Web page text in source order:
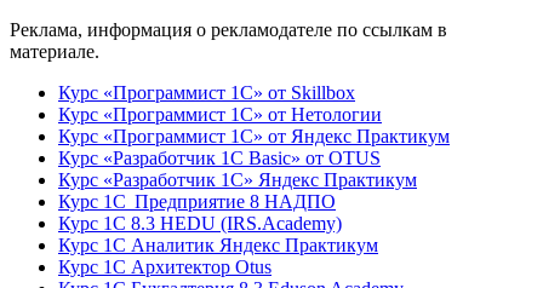
Реклама, информация о рекламодателе по ссылкам в
материале.
Курс «Программист 1С» от Skillbox
Курс «Программист 1С» от Нетологии
Курс «Программист 1С» от Яндекс Практикум
Курс «Разработчик 1С Basic» от OTUS
Курс «Разработчик 1С» Яндекс Практикум
Курс 1С Предприятие 8 НАДПО
Курс 1С 8.3 HEDU (IRS.Academy)
Курс 1С Аналитик Яндекс Практикум
Курс 1С Архитектор Otus